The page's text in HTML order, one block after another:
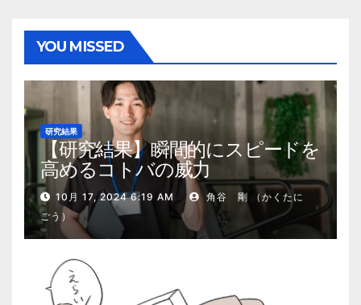
YOU MISSED
研究結果
【研究結果】瞬間的にスピードを
高めるコトバの威力
10月 17, 2024 6:19 AM
角谷 剛 （かくたに
ごう）